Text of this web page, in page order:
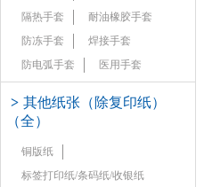
隔热手套
耐油橡胶手套
防冻手套
焊接手套
防电弧手套
医用手套
> 其他纸张（除复印纸）
（全）
铜版纸
标签打印纸/条码纸/收银纸